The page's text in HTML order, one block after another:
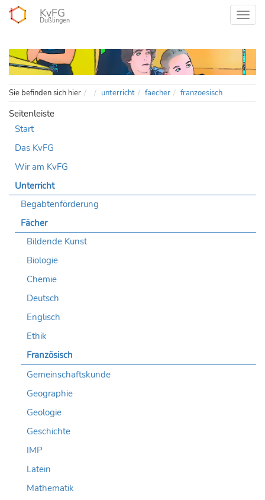
KvFG
Dußlingen
Sie befinden sich hier Homeunterricht faecher franzoesisch
Seitenleiste
Start
Das KvFG
Wir am KvFG
Unterricht
Begabtenförderung
Fächer
Bildende Kunst
Biologie
Chemie
Deutsch
Englisch
Ethik
Französisch
Gemeinschaftskunde
Geographie
Geologie
Geschichte
IMP
Latein
Mathematik